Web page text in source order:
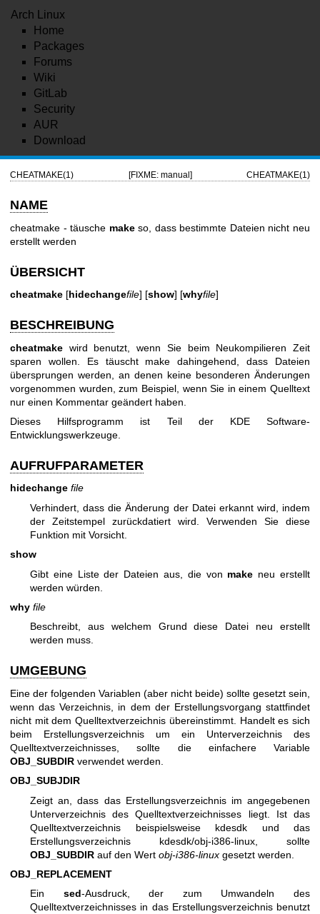
Arch Linux
Home
Packages
Forums
Wiki
GitLab
Security
AUR
Download
CHEATMAKE(1) [FIXME: manual] CHEATMAKE(1)
NAME
cheatmake - täusche makeso, dass bestimmte Dateien nicht neu
erstellt werden
ÜBERSICHT
cheatmake [hidechangefile] [show] [whyfile]
BESCHREIBUNG
cheatmake wird benutzt, wenn Sie beim Neukompilieren Zeit
sparen wollen. Es täuscht make dahingehend, dass Dateien
übersprungen werden, an denen keine besonderen Änderungen
vorgenommen wurden, zum Beispiel, wenn Sie in einem Quelltext
nur einen Kommentar geändert haben.
Dieses Hilfsprogramm ist Teil der KDE Software-
Entwicklungswerkzeuge.
AUFRUFPARAMETER
hidechange file
Verhindert, dass die Änderung der Datei erkannt wird, indem
der Zeitstempel zurückdatiert wird. Verwenden Sie diese
Funktion mit Vorsicht.
show
Gibt eine Liste der Dateien aus, die von make neu erstellt
werden würden.
why file
Beschreibt, aus welchem Grund diese Datei neu erstellt
werden muss.
UMGEBUNG
Eine der folgenden Variablen (aber nicht beide) sollte gesetzt sein,
wenn das Verzeichnis, in dem der Erstellungsvorgang stattfindet
nicht mit dem Quelltextverzeichnis übereinstimmt. Handelt es sich
beim Erstellungsverzeichnis um ein Unterverzeichnis des
Quelltextverzeichnisses, sollte die einfachere Variable
OBJ_SUBDIR verwendet werden.
OBJ_SUBJDIR
Zeigt an, dass das Erstellungsverzeichnis im angegebenen
Unterverzeichnis des Quelltextverzeichnisses liegt. Ist das
Quelltextverzeichnis beispielsweise kdesdk und das
Erstellungsverzeichnis kdesdk/obj-i386-linux, sollte
OBJ_SUBDIR auf den Wert obj-i386-linux gesetzt werden.
OBJ_REPLACEMENT
Ein sed-Ausdruck, der zum Umwandeln des
Quelltextverzeichnisses in das Erstellungsverzeichnis benutzt